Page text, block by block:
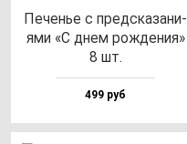
Печенье с пред­ска­за­ни­
ями «С днем рож­де­ния»
8 шт.
499 руб